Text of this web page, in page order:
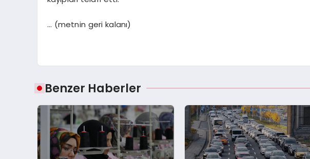
… (metnin geri kalanı)
Benzer Haberler